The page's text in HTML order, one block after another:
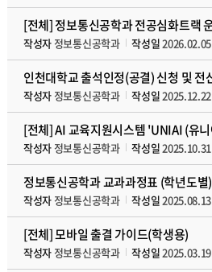
[전체] 정보통신공학과 전공심화트랙
작성자정보통신공학과 작성일2026.02.05
인천대학교 출석인정(공결) 신청 및 전
작성자정보통신공학과 작성일2025.12.22
[전체] AI 교육지원시스템 'UNIAI (유
작성자정보통신공학과 작성일2025.10.31
정보통신공학과 교과과정표 (학년도별)
작성자정보통신공학과 작성일2025.08.13
[전체] 모바일 출결 가이드(학생용)
작성자정보통신공학과 작성일2025.03.19